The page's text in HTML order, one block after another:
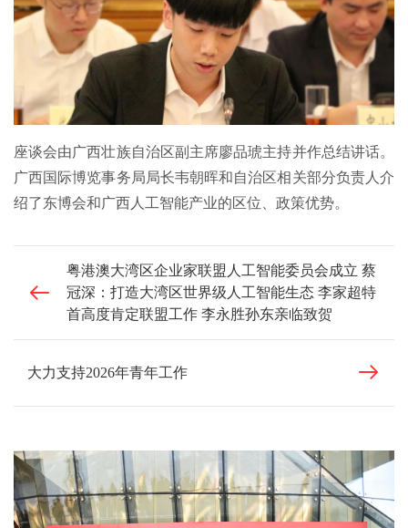
座谈会由广西壮族自治区副主席廖品琥主持并作总结讲话。
广西国际博览事务局局长韦朝晖和自治区相关部分负责人介
绍了东博会和广西人工智能产业的区位、政策优势。
粤港澳大湾区企业家联盟人工智能委员会成立 蔡
冠深：打造大湾区世界级人工智能生态 李家超特
首高度肯定联盟工作 李永胜孙东亲临致贺
大力支持2026年青年工作